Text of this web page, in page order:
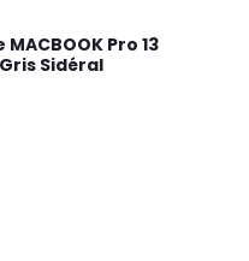
Pro 13
Sidéral